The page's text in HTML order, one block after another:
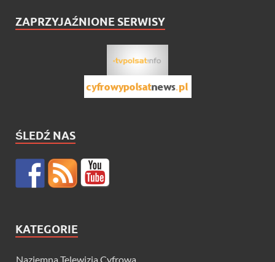
ZAPRZYJAŹNIONE SERWISY
ŚLEDŹ NAS
KATEGORIE
Naziemna Telewizja Cyfrowa